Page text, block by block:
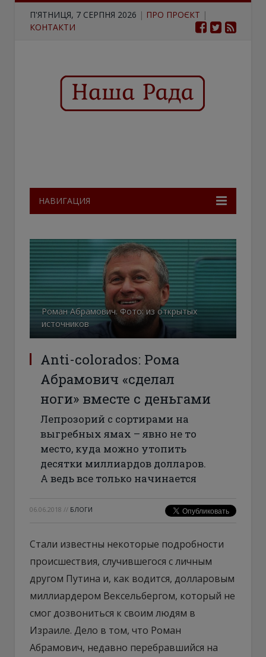
П'ЯТНИЦЯ, 7 СЕРПНЯ 2026 | ПРО ПРОЄКТ |
КОНТАКТИ
НАВИГАЦИЯ
Роман Абрамович. Фото: из открытых
источников
Anti-colorados: Рома
Абрамович «сделал
ноги» вместе с деньгами
Лепрозорий с сортирами на
выгребных ямах – явно не то
место, куда можно утопить
десятки миллиардов долларов.
А ведь все только начинается
06.06.2018 // БЛОГИ
Стали известны некоторые подробности
происшествия, случившегося с личным
другом Путина и, как водится, долларовым
миллиардером Вексельбергом, который не
смог дозвониться к своим людям в
Израиле. Дело в том, что Роман
Абрамович, недавно перебравшийся на